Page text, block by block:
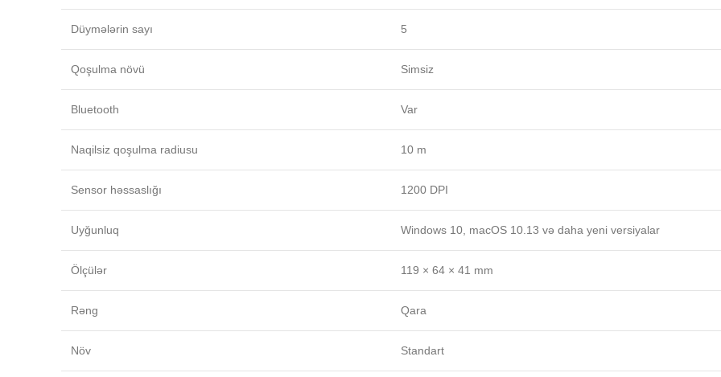
Düymələrin sayı 5
Qoşulma növü Simsiz
Bluetooth Var
Naqilsiz qoşulma radiusu 10 m
Sensor həssaslığı 1200 DPI
Uyğunluq Windows 10, macOS 10.13 və daha yeni versiyalar
Ölçülər 119 × 64 × 41 mm
Rəng Qara
Növ Standart